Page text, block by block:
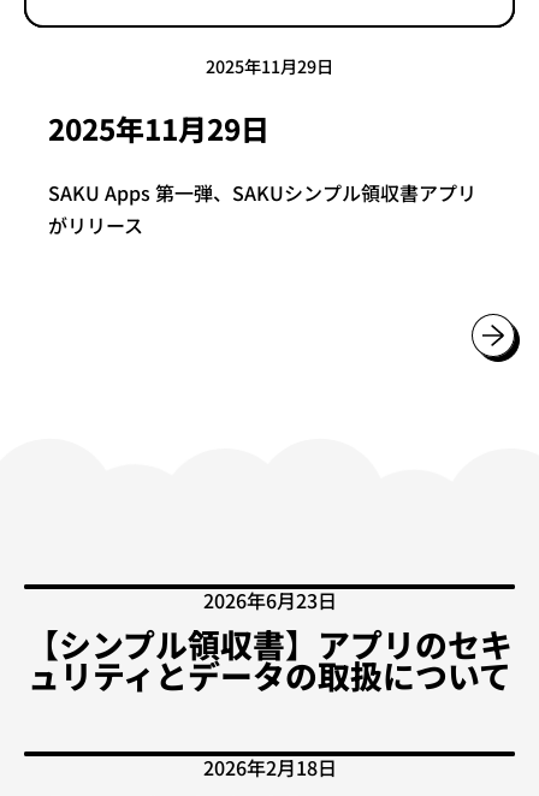
2025年11月29日
2025年11月29日
SAKU Apps 第一弾、SAKUシンプル領収書アプリ
がリリース
2026年6月23日
【シンプル領収書】アプリのセキ
ュリティとデータの取扱について
2026年2月18日